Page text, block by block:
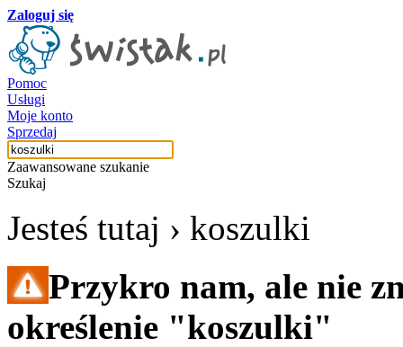
Zaloguj się
Pomoc
Usługi
Moje konto
Sprzedaj
Zaawansowane szukanie
Szukaj
Jesteś tutaj › koszulki
Przykro nam, ale nie
określenie "koszulki"